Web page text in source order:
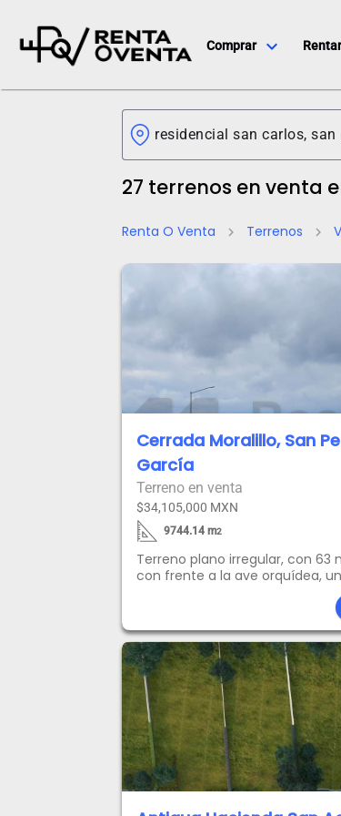
Comprar expand_more Rentar
27 terrenos en venta
Renta O Venta chevron_right Terrenos chevron_right
Cerrada Moralillo, San
García
Terreno en venta
$34,105,000 MXN
9744.14m2
Terreno plano irregular, con 63
con frente a la ave orquídea,
profundidad de 120 m y al
metros.Cuenta con servicios a
terreno de agua potable,
red de electrificación
Alumbrado publico con
luminarias de vapor de sodio y
publico.Centros comerciales ,
deportivos, bancos, iglesias y
como áreas verdesRodeada
Orquídea, carretera San Miguel
Nombres. Ismael Cavazos